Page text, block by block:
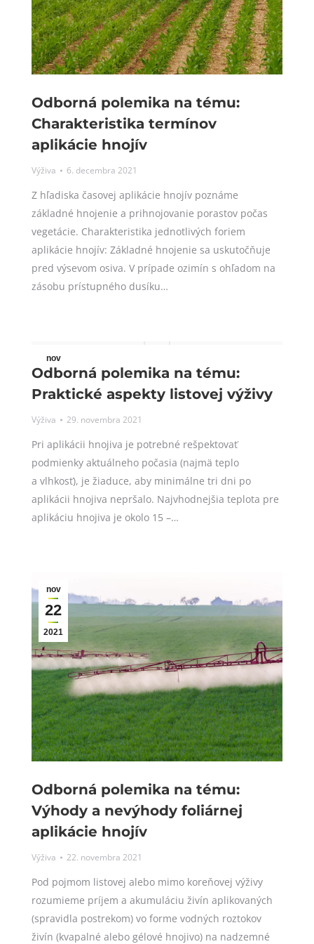
Odborná polemika na tému:
Charakteristika termínov
aplikácie hnojív
Výživa 6. decembra 2021
Z hľadiska časovej aplikácie hnojív poznáme
základné hnojenie a prihnojovanie porastov počas
vegetácie. Charakteristika jednotlivých foriem
aplikácie hnojív: Základné hnojenie sa uskutočňuje
pred výsevom osiva. V prípade ozimín s ohľadom na
zásobu prístupného dusíku…
nov
29
2021
Odborná polemika na tému:
Praktické aspekty listovej výživy
Výživa 29. novembra 2021
Pri aplikácii hnojiva je potrebné rešpektovať
podmienky aktuálneho počasia (najmä teplo
a vlhkosť), je žiaduce, aby minimálne tri dni po
aplikácii hnojiva nepršalo. Najvhodnejšia teplota pre
aplikáciu hnojiva je okolo 15 –…
nov
22
2021
Odborná polemika na tému:
Výhody a nevýhody foliárnej
aplikácie hnojív
Výživa 22. novembra 2021
Pod pojmom listovej alebo mimo koreňovej výživy
rozumieme príjem a akumuláciu živín aplikovaných
(spravidla postrekom) vo forme vodných roztokov
živín (kvapalné alebo gélové hnojivo) na nadzemné